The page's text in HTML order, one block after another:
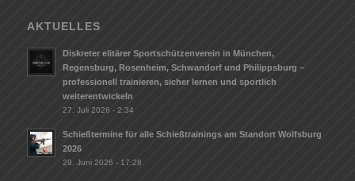
AKTUELLES
Diskreter elitärer Sportschützenverein in München,
Regensburg, Rosenheim, Schwandorf und Philippsburg –
professionell trainieren, sicher lernen und sportlich
weiterentwickeln
27. Juli 2026 - 2:34
Schießtermine für alle Schießtrainings am Standort Wolfsburg
2026
29. Juni 2026 - 17:28